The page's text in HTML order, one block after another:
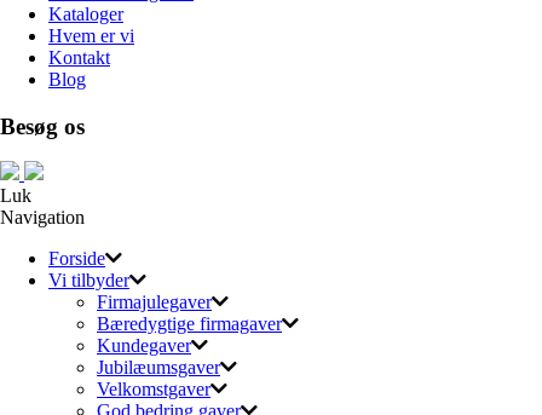
Kataloger
Hvem er vi
Kontakt
Blog
Besøg os
Luk
Navigation
Forside
Vi tilbyder
Firmajulegaver
Bæredygtige firmagaver
Kundegaver
Jubilæumsgaver
Velkomstgaver